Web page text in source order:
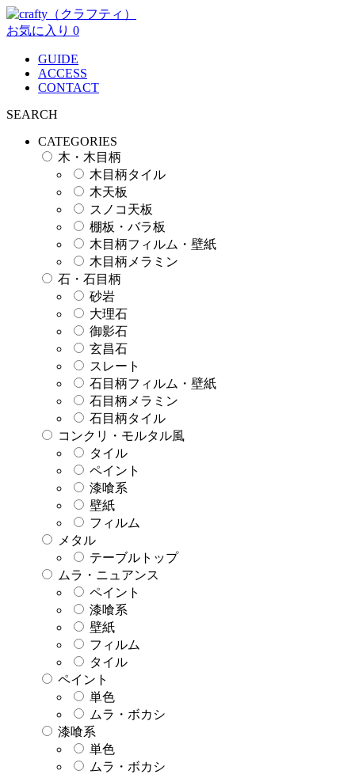
お気に入り 0
GUIDE
ACCESS
CONTACT
SEARCH
CATEGORIES
木・木目柄
木目柄タイル
木天板
スノコ天板
棚板・バラ板
木目柄フィルム・壁紙
木目柄メラミン
石・石目柄
砂岩
大理石
御影石
玄昌石
スレート
石目柄フィルム・壁紙
石目柄メラミン
石目柄タイル
コンクリ・モルタル風
タイル
ペイント
漆喰系
壁紙
フィルム
メタル
テーブルトップ
ムラ・ニュアンス
ペイント
漆喰系
壁紙
フィルム
タイル
ペイント
単色
ムラ・ボカシ
漆喰系
単色
ムラ・ボカシ